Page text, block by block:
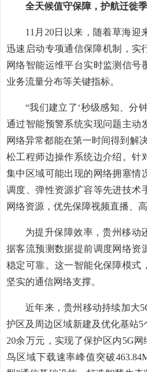
全天候值守保障，护航迁徙
11月20日以来，随着草海迎
迅速启动专项通信保障机制，实
网络智能运维平台实时监测信号
业务流量分布等关键指标。
“我们建立了‘秒级感知、分
通过智能预警系统实现问题主动
网络异常都能在第一时间得到解
松工程师边操作系统边介绍。针
集中区域可能出现的网络拥塞情
调度、弹性资源扩容等先进技术
网络资源，优先保障视频直播、
为提升保障效率，贵州移动
据客流预测数据提前调度网络资
稳定可靠。这一智能化保障模式
坚实的通信网络支撑。
近年来，贵州移动持续加大
护区及周边区域新建及优化基站
20余万元，实现了保护区内5G
鸟区域下载速率峰值突破